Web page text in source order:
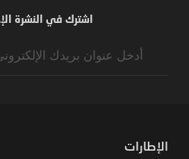
اشترك في النشرة
الإطارات